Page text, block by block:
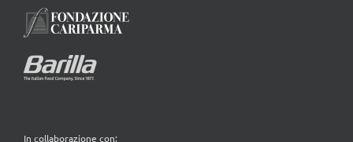
In collaborazione con: